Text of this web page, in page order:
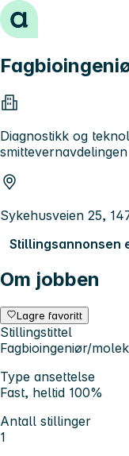
Hopp til innhold
Diagnostikk og
smittevernavdelingen
Sykehusveien 25,
Stillingsannonsen
Om jobben
Lagre favoritt
Stillingstittel
Fagbioingeniør/
Type ansettelse
Fast, heltid 100%
Antall stillinger
1